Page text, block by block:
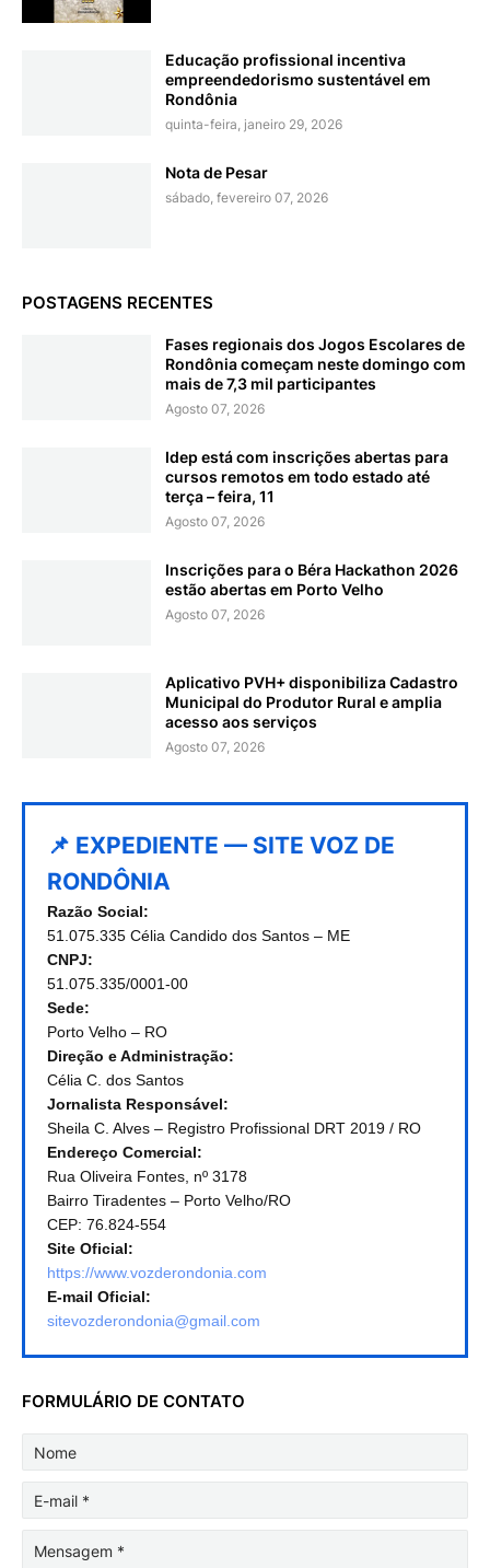
Educação profissional incentiva
empreendedorismo sustentável em
Rondônia
quinta-feira, janeiro 29, 2026
Nota de Pesar
sábado, fevereiro 07, 2026
POSTAGENS RECENTES
Fases regionais dos Jogos Escolares de
Rondônia começam neste domingo com
mais de 7,3 mil participantes
Agosto 07, 2026
Idep está com inscrições abertas para
cursos remotos em todo estado até
terça – feira, 11
Agosto 07, 2026
Inscrições para o Béra Hackathon 2026
estão abertas em Porto Velho
Agosto 07, 2026
Aplicativo PVH+ disponibiliza Cadastro
Municipal do Produtor Rural e amplia
acesso aos serviços
Agosto 07, 2026
📌 EXPEDIENTE — SITE VOZ DE
RONDÔNIA
Razão Social:
51.075.335 Célia Candido dos Santos – ME
CNPJ:
51.075.335/0001-00
Sede:
Porto Velho – RO
Direção e Administração:
Célia C. dos Santos
Jornalista Responsável:
Sheila C. Alves – Registro Profissional DRT 2019 / RO
Endereço Comercial:
Rua Oliveira Fontes, nº 3178
Bairro Tiradentes – Porto Velho/RO
CEP: 76.824-554
Site Oficial:
https://www.vozderondonia.com
E-mail Oficial:
sitevozderondonia@gmail.com
FORMULÁRIO DE CONTATO